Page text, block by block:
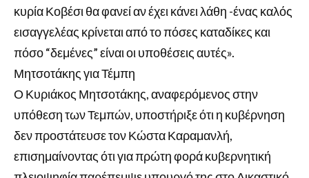
κυρία Κοβέσι θα φανεί αν έχει κάνει λάθη -ένας καλός
εισαγγελέας κρίνεται από το πόσες καταδίκες και
πόσο “δεμένες” είναι οι υποθέσεις αυτές».
Μητσοτάκης για Τέμπη
Ο Κυριάκος Μητσοτάκης, αναφερόμενος στην
υπόθεση των Τεμπών, υποστήριξε ότι η κυβέρνηση
δεν προστάτευσε τον Κώστα Καραμανλή,
επισημαίνοντας ότι για πρώτη φορά κυβερνητική